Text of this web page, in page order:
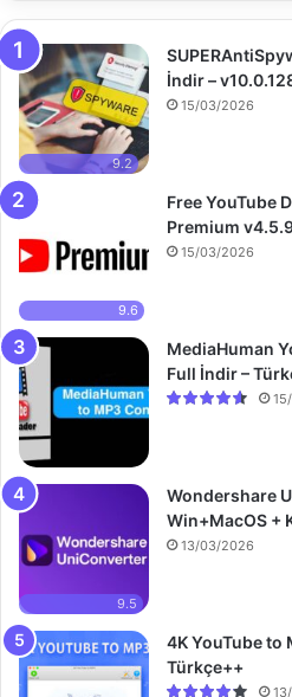
9.2
İndir –
15/03/2026
9.6
Free YouTube
Premium
15/03/2026
MediaHuman
Full İndir –
9.5
Wondershare
Win+MacOS +
13/03/2026
4K YouTube to
Türkçe++